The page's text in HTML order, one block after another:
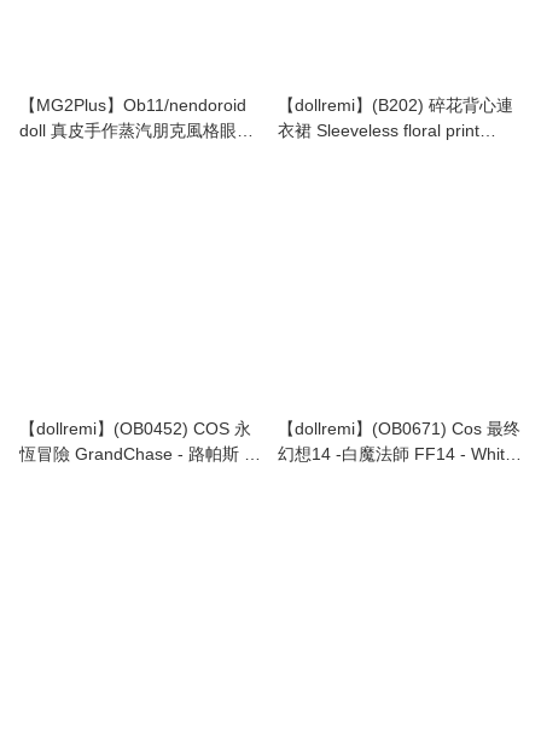
【MG2Plus】Ob11/nendoroid
doll 真皮手作蒸汽朋克風格眼罩
【dollremi】(B202) 碎花背心連
衣裙 Sleeveless floral print
【dollremi】(OB0452) COS 永
恆冒險‌ GrandChase‌ - 路帕斯 -
【dollremi】(OB0671) Cos 最终
幻想14 -白魔法師 FF14 - White